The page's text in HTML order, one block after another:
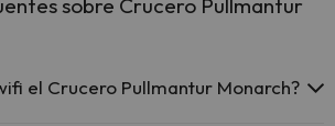
sobre Crucero Pullmantur
el Crucero Pullmantur Monarch?